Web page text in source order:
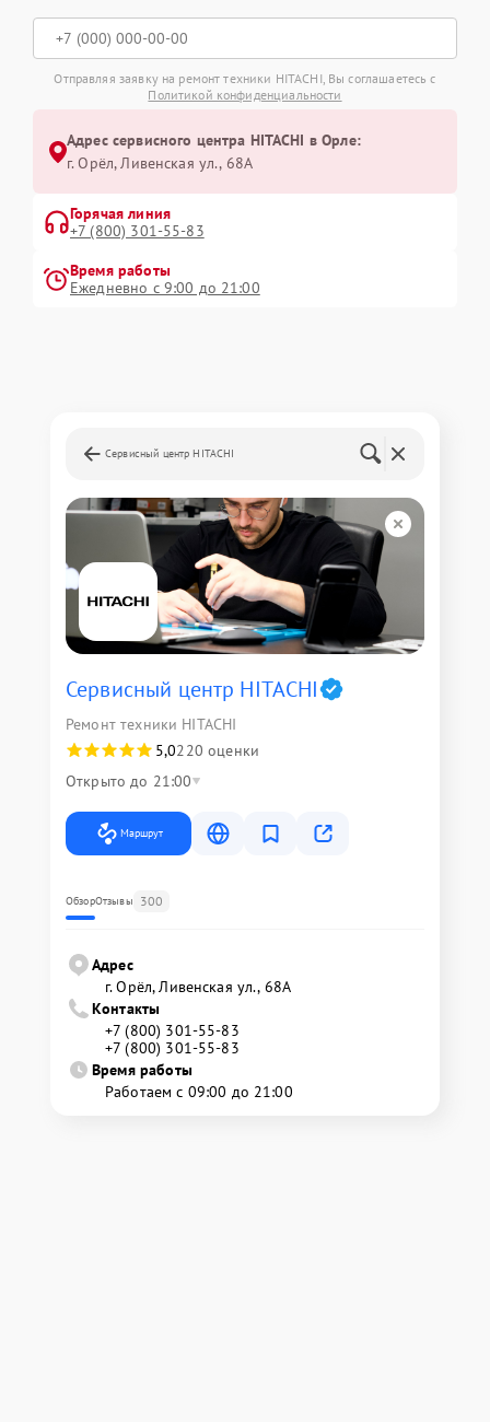
Отправляя заявку на ремонт техники HITACHI, Вы соглашаетесь с
Политикой конфиденциальности
Адрес сервисного центра HITACHI в Орле:
г. Орёл, Ливенская ул., 68А
Горячая линия
+7 (800) 301-55-83
Время работы
Ежедневно с 9:00 до 21:00
Сервисный центр HITACHI
Сервисный центр HITACHI
Ремонт техники HITACHI
5,0220 оценки
Открыто до 21:00
Маршрут
ОбзорОтзывы 300
Адрес
г. Орёл, Ливенская ул., 68А
Контакты
+7 (800) 301-55-83
+7 (800) 301-55-83
Время работы
Работаем с 09:00 до 21:00